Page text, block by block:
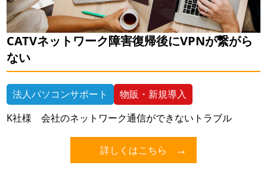
CATVネットワーク障害復帰後にVPNが繋がら
ない
法人パソコンサポート
物販・新規導入
K社様 会社のネットワーク通信ができないトラブル
詳しくはこちら